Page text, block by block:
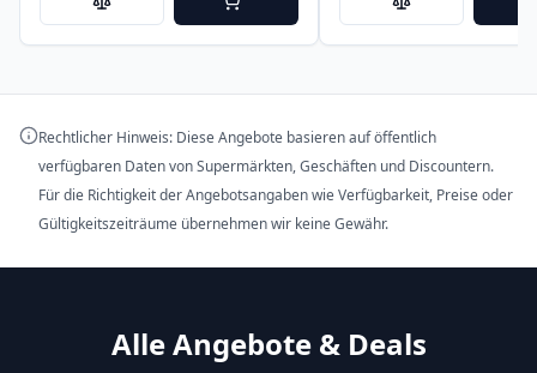
Rechtlicher Hinweis: Diese Angebote basieren auf öffentlich
verfügbaren Daten von Supermärkten, Geschäften und Discountern.
Für die Richtigkeit der Angebotsangaben wie Verfügbarkeit, Preise oder
Gültigkeitszeiträume übernehmen wir keine Gewähr.
Alle Angebote & Deals